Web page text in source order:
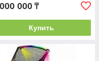
000 ₸
Купить